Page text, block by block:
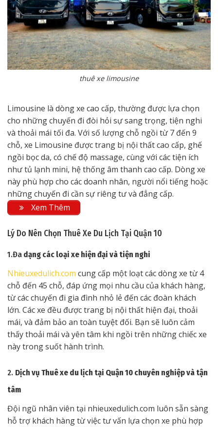
thuê xe limousine
Limousine là dòng xe cao cấp, thường được lựa chọn
cho những chuyến đi đòi hỏi sự sang trọng, tiện nghi
và thoải mái tối đa. Với số lượng chỗ ngồi từ 7 đến 9
chỗ, xe Limousine được trang bị nội thất cao cấp, ghế
ngồi bọc da, có chế độ massage, cùng với các tiện ích
như tủ lạnh mini, hệ thống âm thanh cao cấp. Dòng xe
này phù hợp cho các doanh nhân, người nổi tiếng hoặc
những chuyến đi cần sự riêng tư và đẳng cấp.
Xem Thêm
Lý Do Nên Chọn Thuê Xe Du Lịch Tại Quận 10
1.Đa dạng các loại xe hiện đại và tiện nghi
Nhieuxedulich.com cung cấp một loạt các dòng xe từ 4
chỗ đến 45 chỗ, đáp ứng mọi nhu cầu của khách hàng,
từ các chuyến đi gia đình nhỏ lẻ đến các đoàn khách
lớn. Các xe đều được trang bị nội thất hiện đại, thoải
mái, và đảm bảo an toàn tuyệt đối. Bạn sẽ luôn cảm
thấy thoải mái và yên tâm khi ngồi trên những chiếc xe
này trong suốt hành trình.
2. Dịch vụ Thuê xe du lịch tại Quận 10 chuyên nghiệp và tận
tâm
Đội ngũ nhân viên tại nhieuxedulich.com luôn sẵn sàng
hỗ trợ khách hàng từ việc tư vấn lựa chọn xe phù hợp